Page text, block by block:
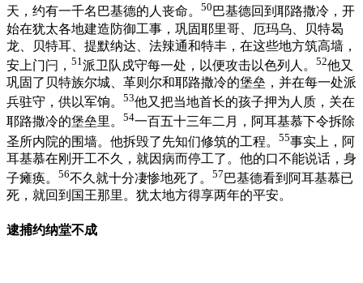
天，约有一千名巴基德的人丧命。 50 巴基德回到耶路撒冷，开
始在犹太各地建造防御工事，巩固耶里哥、厄玛乌、贝特曷
龙、贝特耳、提默纳达、法辣通和特丰，在这些地方筑高墙，
安上门闩， 51 派卫队戍守每一处，以便攻击以色列人。 52他又
巩固了贝特族尔城、革则尔和耶路撒冷的堡垒，并在每一处派
兵驻守，供以军饷。 53他又把当地首长的孩子押为人质，关在
耶路撒冷的堡垒里。 54一百五十三年二月，阿耳基慕下令拆除
圣所内院的围墙。他拆毁了先知们修筑的工程。 55事实上，阿
耳基慕在刚开工不久，就因病而停工了。他的口不能说话，身
子瘫痪。 56不久就十分凄惨地死了。 57 巴基德看到阿耳基慕已
死，就回到国王那里。犹太地方得享两年的平安。
逮捕约纳堂不成